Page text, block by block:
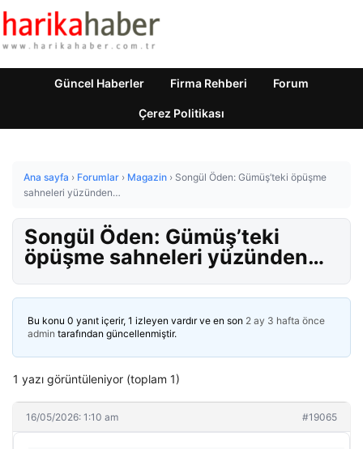
Güncel Haberler Firma Rehberi Forum
Çerez Politikası
Ana sayfa › Forumlar › Magazin › Songül Öden: Gümüş’teki öpüşme
sahneleri yüzünden…
Songül Öden: Gümüş’teki
öpüşme sahneleri yüzünden…
Bu konu 0 yanıt içerir, 1 izleyen vardır ve en son 2 ay 3 hafta önce
admin tarafından güncellenmiştir.
1 yazı görüntüleniyor (toplam 1)
16/05/2026: 1:10 am #19065